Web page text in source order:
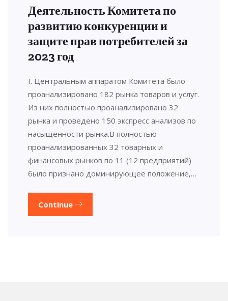
Деятельность Комитета по
развитию конкуренции и
защите прав потребителей за
2023 год
I. Центральным аппаратом Комитета было
проанализировано 182 рынка товаров и услуг.
Из них полностью проанализировано 32
рынка и проведено 150 экспресс анализов по
насыщенности рынка.В полностью
проанализированных 32 товарных и
финансовых рынков по 11 (12 предприятий)
было признано доминирующее положение,…
Continue